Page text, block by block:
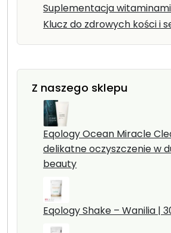
Suplementacja witaminami
Klucz do zdrowych kości i
Z naszego sklepu
Eqology Ocean Miracle
delikatne oczyszczenie w
beauty
Eqology Shake – Wanilia |